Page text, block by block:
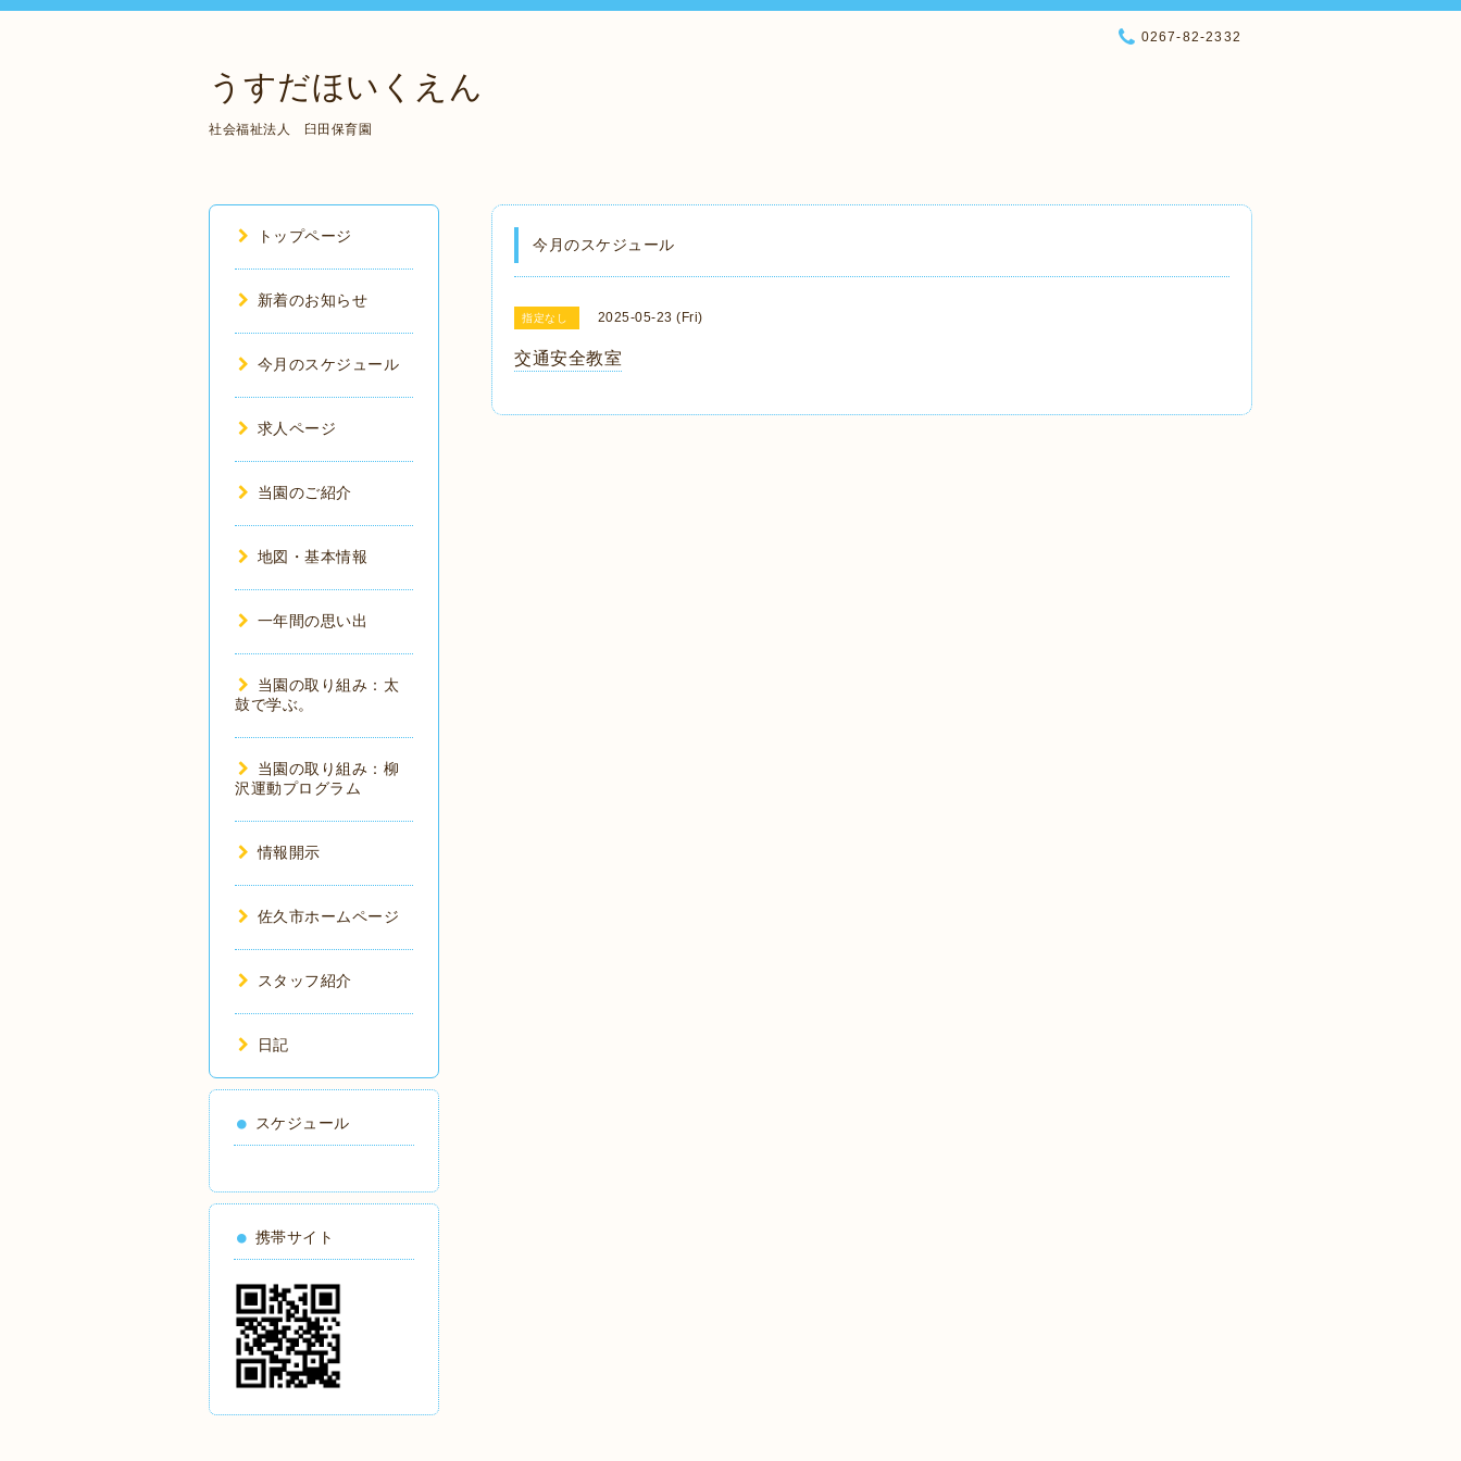
うすだほいくえん
社会福祉法人 臼田保育園
0267-82-2332
今月のスケジュール
指定なし 2025-05-23 (Fri)
交通安全教室
トップページ
新着のお知らせ
今月のスケジュール
求人ページ
当園のご紹介
地図・基本情報
一年間の思い出
当園の取り組み：太
鼓で学ぶ。
当園の取り組み：柳
沢運動プログラム
情報開示
佐久市ホームページ
スタッフ紹介
日記
スケジュール
携帯サイト